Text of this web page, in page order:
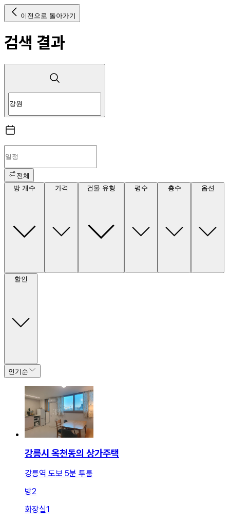
이전으로 돌아가기
검색 결과
전체
방 개수
가격 건물 유형 평수 층수 옵션
할인
인기순
강릉시 옥천동의 상가주택
강릉역 도보 5분 투룸
방2
화장실1